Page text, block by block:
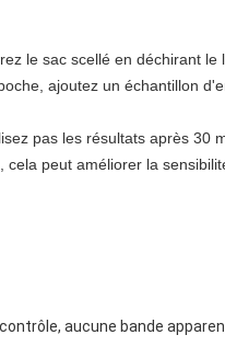
le sac scellé en déchirant le
ajoutez un échantillon
pas les résultats après 30
peut améliorer la
aucune bande